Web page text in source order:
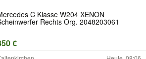
C Klasse W204 XENON
Rechts Org. 2048203061
€